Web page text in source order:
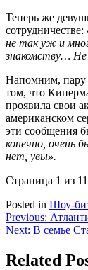
Теперь же
сотрудничестве:
не так уж и
знакомству…
Напомним, пару
том, что
проявила свои
американском
эти сообщения
конечно, очень
нет, увы».
Страница 1 из 11
Posted in Шоу-
по
записям
Previous:
Next: В семье
Related